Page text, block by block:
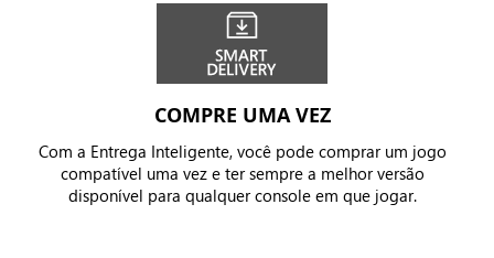
COMPRE UMA VEZ
Com a Entrega Inteligente, você pode comprar um jogo
compatível uma vez e ter sempre a melhor versão
disponível para qualquer console em que jogar.